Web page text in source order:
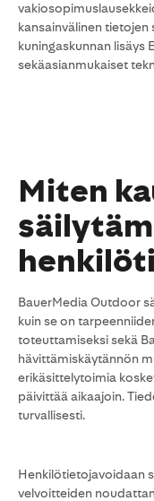
kansainvälinen
kuningaskunnan lisäys
sekäasianmukaiset
Miten
BauerMedia Outdoor
kuin se on
toteuttamiseksi sekä
hävittämiskäytännön
erikäsittelytoimia
päivittää aikaajoin.
turvallisesti.
Henkilötietojavoidaan
velvoitteiden